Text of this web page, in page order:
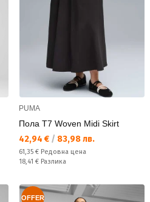
PUMA
Пола T7 Woven Midi Skirt
Текуща цена:
42,94 € / 83,98 лв.
Редовна цена:
61,35 € Редовна цена
Спестявате:
18,41 € Разлика
OFFER